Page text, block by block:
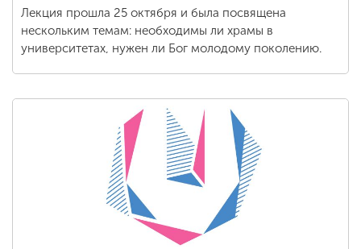
Лекция прошла 25 октября и была посвящена
нескольким темам: необходимы ли храмы в
университетах, нужен ли Бог молодому поколению.